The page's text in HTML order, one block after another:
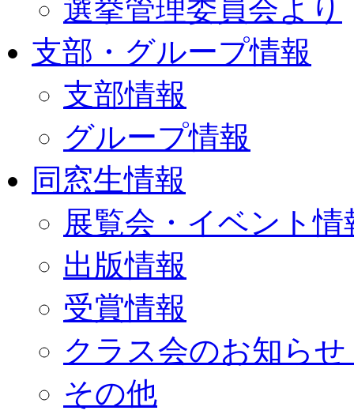
選挙管理委員会より
支部・グループ情報
支部情報
グループ情報
同窓生情報
展覧会・イベント情
出版情報
受賞情報
クラス会のお知らせ
その他